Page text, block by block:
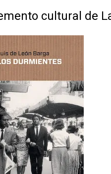
cultural de